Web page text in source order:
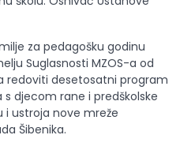
za pedagošku godinu
Suglasnosti MZOS-a od
redoviti desetosatni program
djecom rane i predškolske
i ustroja nove mreže
Šibenika.